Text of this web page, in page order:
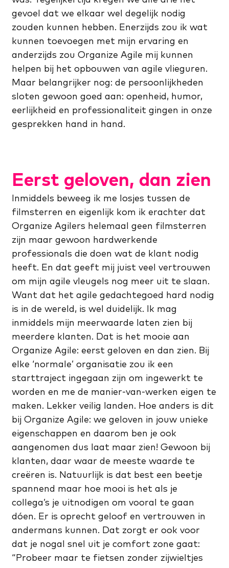
gevoel dat we elkaar wel degelijk nodig
zouden kunnen hebben. Enerzijds zou ik wat
kunnen toevoegen met mijn ervaring en
anderzijds zou Organize Agile mij kunnen
helpen bij het opbouwen van agile vlieguren.
Maar belangrijker nog: de persoonlijkheden
sloten gewoon goed aan: openheid, humor,
eerlijkheid en professionaliteit gingen in onze
gesprekken hand in hand.
Eerst geloven, dan zien
Inmiddels beweeg ik me losjes tussen de
filmsterren en eigenlijk kom ik erachter dat
Organize Agilers helemaal geen filmsterren
zijn maar gewoon hardwerkende
professionals die doen wat de klant nodig
heeft. En dat geeft mij juist veel vertrouwen
om mijn agile vleugels nog meer uit te slaan.
Want dat het agile gedachtegoed hard nodig
is in de wereld, is wel duidelijk. Ik mag
inmiddels mijn meerwaarde laten zien bij
meerdere klanten. Dat is het mooie aan
Organize Agile: eerst geloven en dan zien. Bij
elke ‘normale’ organisatie zou ik een
starttraject ingegaan zijn om ingewerkt te
worden en me de manier-van-werken eigen te
maken. Lekker veilig landen. Hoe anders is dit
bij Organize Agile: we geloven in jouw unieke
eigenschappen en daarom ben je ook
aangenomen dus laat maar zien! Gewoon bij
klanten, daar waar de meeste waarde te
creëren is. Natuurlijk is dat best een beetje
spannend maar hoe mooi is het als je
collega’s je uitnodigen om vooral te gaan
dóen. Er is oprecht geloof en vertrouwen in
andermans kunnen. Dat zorgt er ook voor
dat je nogal snel uit je comfort zone gaat:
“Probeer maar te fietsen zonder zijwieltjes